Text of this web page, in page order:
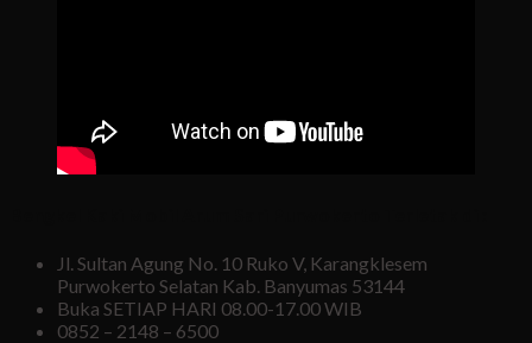
Jl. Sultan Agung No. 10 Ruko V, Karangklesem
Purwokerto Selatan Kab. Banyumas 53144
Buka SETIAP HARI 08.00-17.00 WIB
0852 – 2148 – 6500